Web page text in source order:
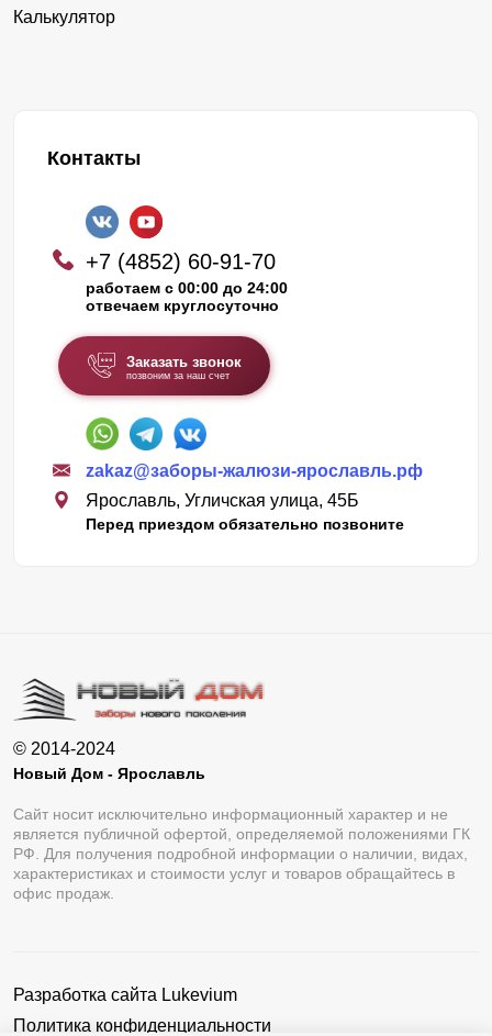
Калькулятор
Контакты
+7 (4852) 60-91-70
работаем с 00:00 до 24:00
отвечаем круглосуточно
Заказать звонок
позвоним за наш счет
zakaz@заборы-жалюзи-ярославль.рф
Ярославль, Угличская улица, 45Б
Перед приездом обязательно позвоните
© 2014-2024
Новый Дом - Ярославль
Сайт носит исключительно информационный характер и не
является публичной офертой, определяемой положениями ГК
РФ. Для получения подробной информации о наличии, видах,
характеристиках и стоимости услуг и товаров обращайтесь в
офис продаж.
Разработка сайта Lukevium
Политика конфиденциальности